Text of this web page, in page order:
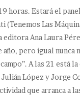
horas. Estará el
(Tenemos Las
Ana Laura
pero igual nunca
A las 21 está
López y Jorge
que arranca a